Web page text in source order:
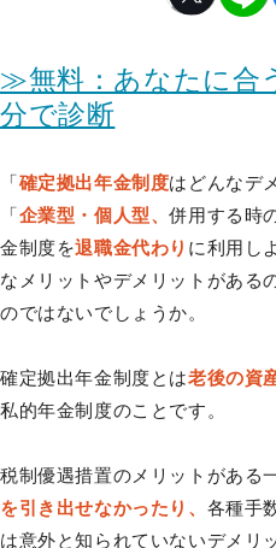
≫無料：あなたに合
分で診断
「確定拠出年金制度はどんなデ
「企業型・個人型、併用する時
金制度を退職金代わり に利用し
なメリットやデメリットがある
のではないでしょうか。
確定拠出年金制度とは老後の資
私的年金制度のことです。
税制優遇措置のメリットがある
を引き出せなかったり、 各種手
は意外と知られていないデメリ